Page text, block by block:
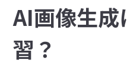
AI画像生成
習？